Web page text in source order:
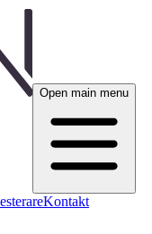
Open main menu
Kontakt